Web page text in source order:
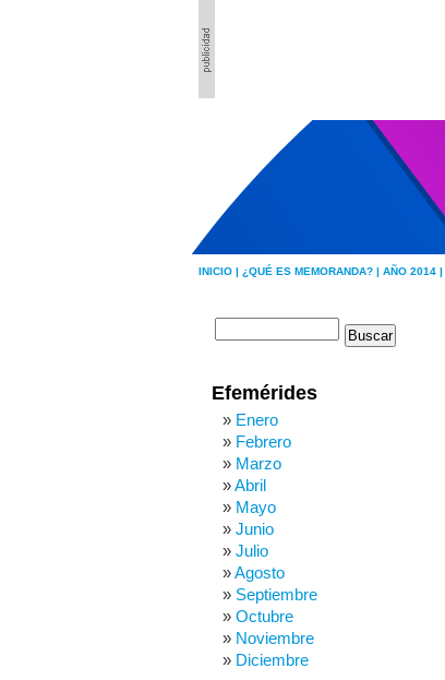
INICIO | ¿QUÉ ES MEMORANDA? | AÑO 2014 |
Efemérides
Enero
Febrero
Marzo
Abril
Mayo
Junio
Julio
Agosto
Septiembre
Octubre
Noviembre
Diciembre